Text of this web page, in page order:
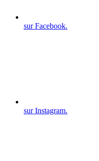
sur Facebook.
sur Instagram.